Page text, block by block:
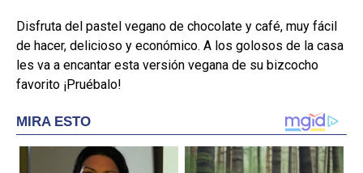
Disfruta del pastel vegano de chocolate y café, muy fácil
de hacer, delicioso y económico. A los golosos de la casa
les va a encantar esta versión vegana de su bizcocho
favorito ¡Pruébalo!